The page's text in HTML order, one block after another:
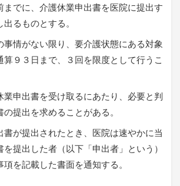
までに、介護休業申出書を医院に提出す
るものとする。
事情がない限り、要介護状態にある対象
算９３日まで、３回を限度として行うこ
業申出書を受け取るにあたり、必要と判
提出を求めることがある。
書が提出されたとき、医院は速やかに当
提出した者（以下「申出者」という）
を記載した書面を通知する。